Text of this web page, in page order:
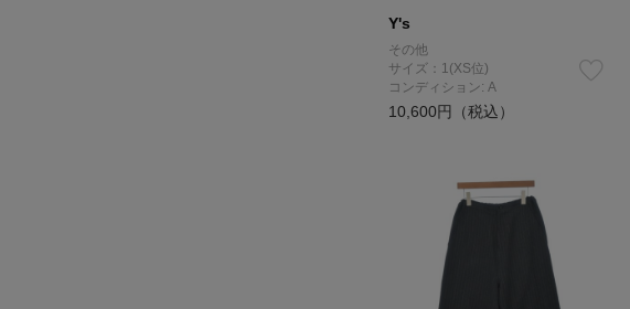
Y's
その他
サイズ：1(XS位)
コンディション: A
10,600円（税込）